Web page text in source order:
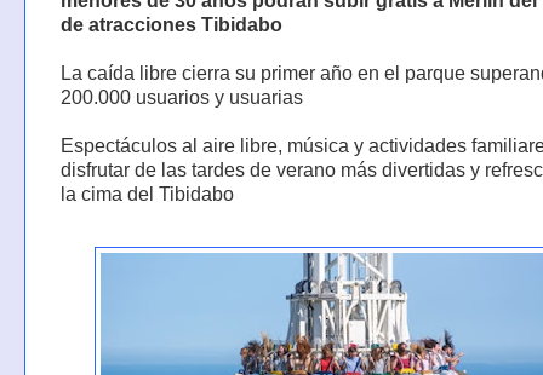
de atracciones Tibidabo
La caída libre cierra su primer año en el parque
200.000 usuarios y usuarias
Espectáculos al aire libre, música y actividades
disfrutar de las tardes de verano más divertidas y
la cima del Tibidabo